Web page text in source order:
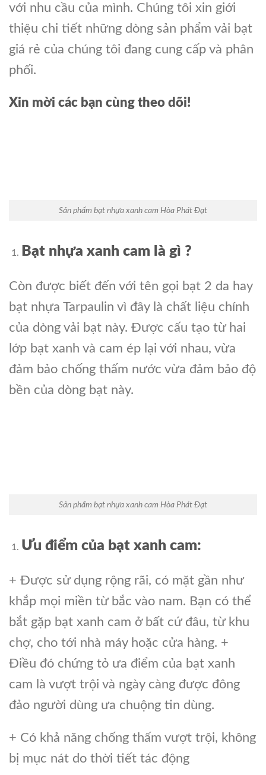
với nhu cầu của mình. Chúng tôi xin giới
thiệu chi tiết những dòng sản phẩm vải bạt
giá rẻ của chúng tôi đang cung cấp và phân
phối.
Xin mời các bạn cùng theo dõi!
Sản phẩm bạt nhựa xanh cam Hòa Phát Đạt
Bạt nhựa xanh cam là gì ?
Còn được biết đến với tên gọi bạt 2 da hay
bạt nhựa Tarpaulin vì đây là chất liệu chính
của dòng vải bạt này. Được cấu tạo từ hai
lớp bạt xanh và cam ép lại với nhau, vừa
đảm bảo chống thấm nước vừa đảm bảo độ
bền của dòng bạt này.
Sản phẩm bạt nhựa xanh cam Hòa Phát Đạt
Ưu điểm của bạt xanh cam:
+ Được sử dụng rộng rãi, có mặt gần như
khắp mọi miền từ bắc vào nam. Bạn có thể
bắt gặp bạt xanh cam ở bất cứ đâu, từ khu
chợ, cho tới nhà máy hoặc cửa hàng. +
Điều đó chứng tỏ ưa điểm của bạt xanh
cam là vượt trội và ngày càng được đông
đảo người dùng ưa chuộng tin dùng.
+ Có khả năng chống thấm vượt trội, không
bị mục nát do thời tiết tác động